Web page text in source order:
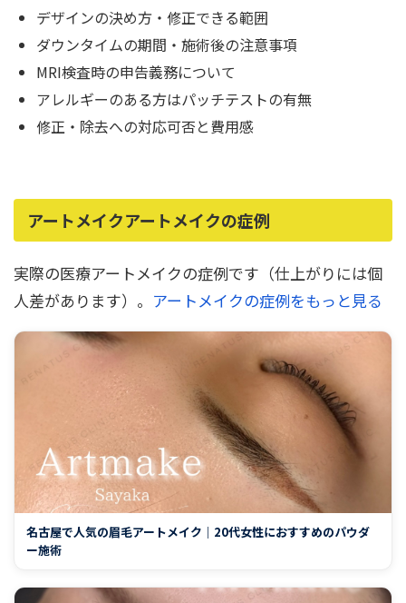
デザインの決め方・修正できる範囲
ダウンタイムの期間・施術後の注意事項
MRI検査時の申告義務について
アレルギーのある方はパッチテストの有無
修正・除去への対応可否と費用感
アートメイクアートメイクの症例
実際の医療アートメイクの症例です（仕上がりには個
人差があります）。 アートメイクの症例をもっと見る
名古屋で人気の眉毛アートメイク｜20代女性におすすめのパウダ
ー施術